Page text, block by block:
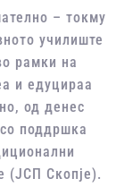
– токму
училиште
рамки на
и едуцираа
од денес
поддршка
(ЈСП Скопје).